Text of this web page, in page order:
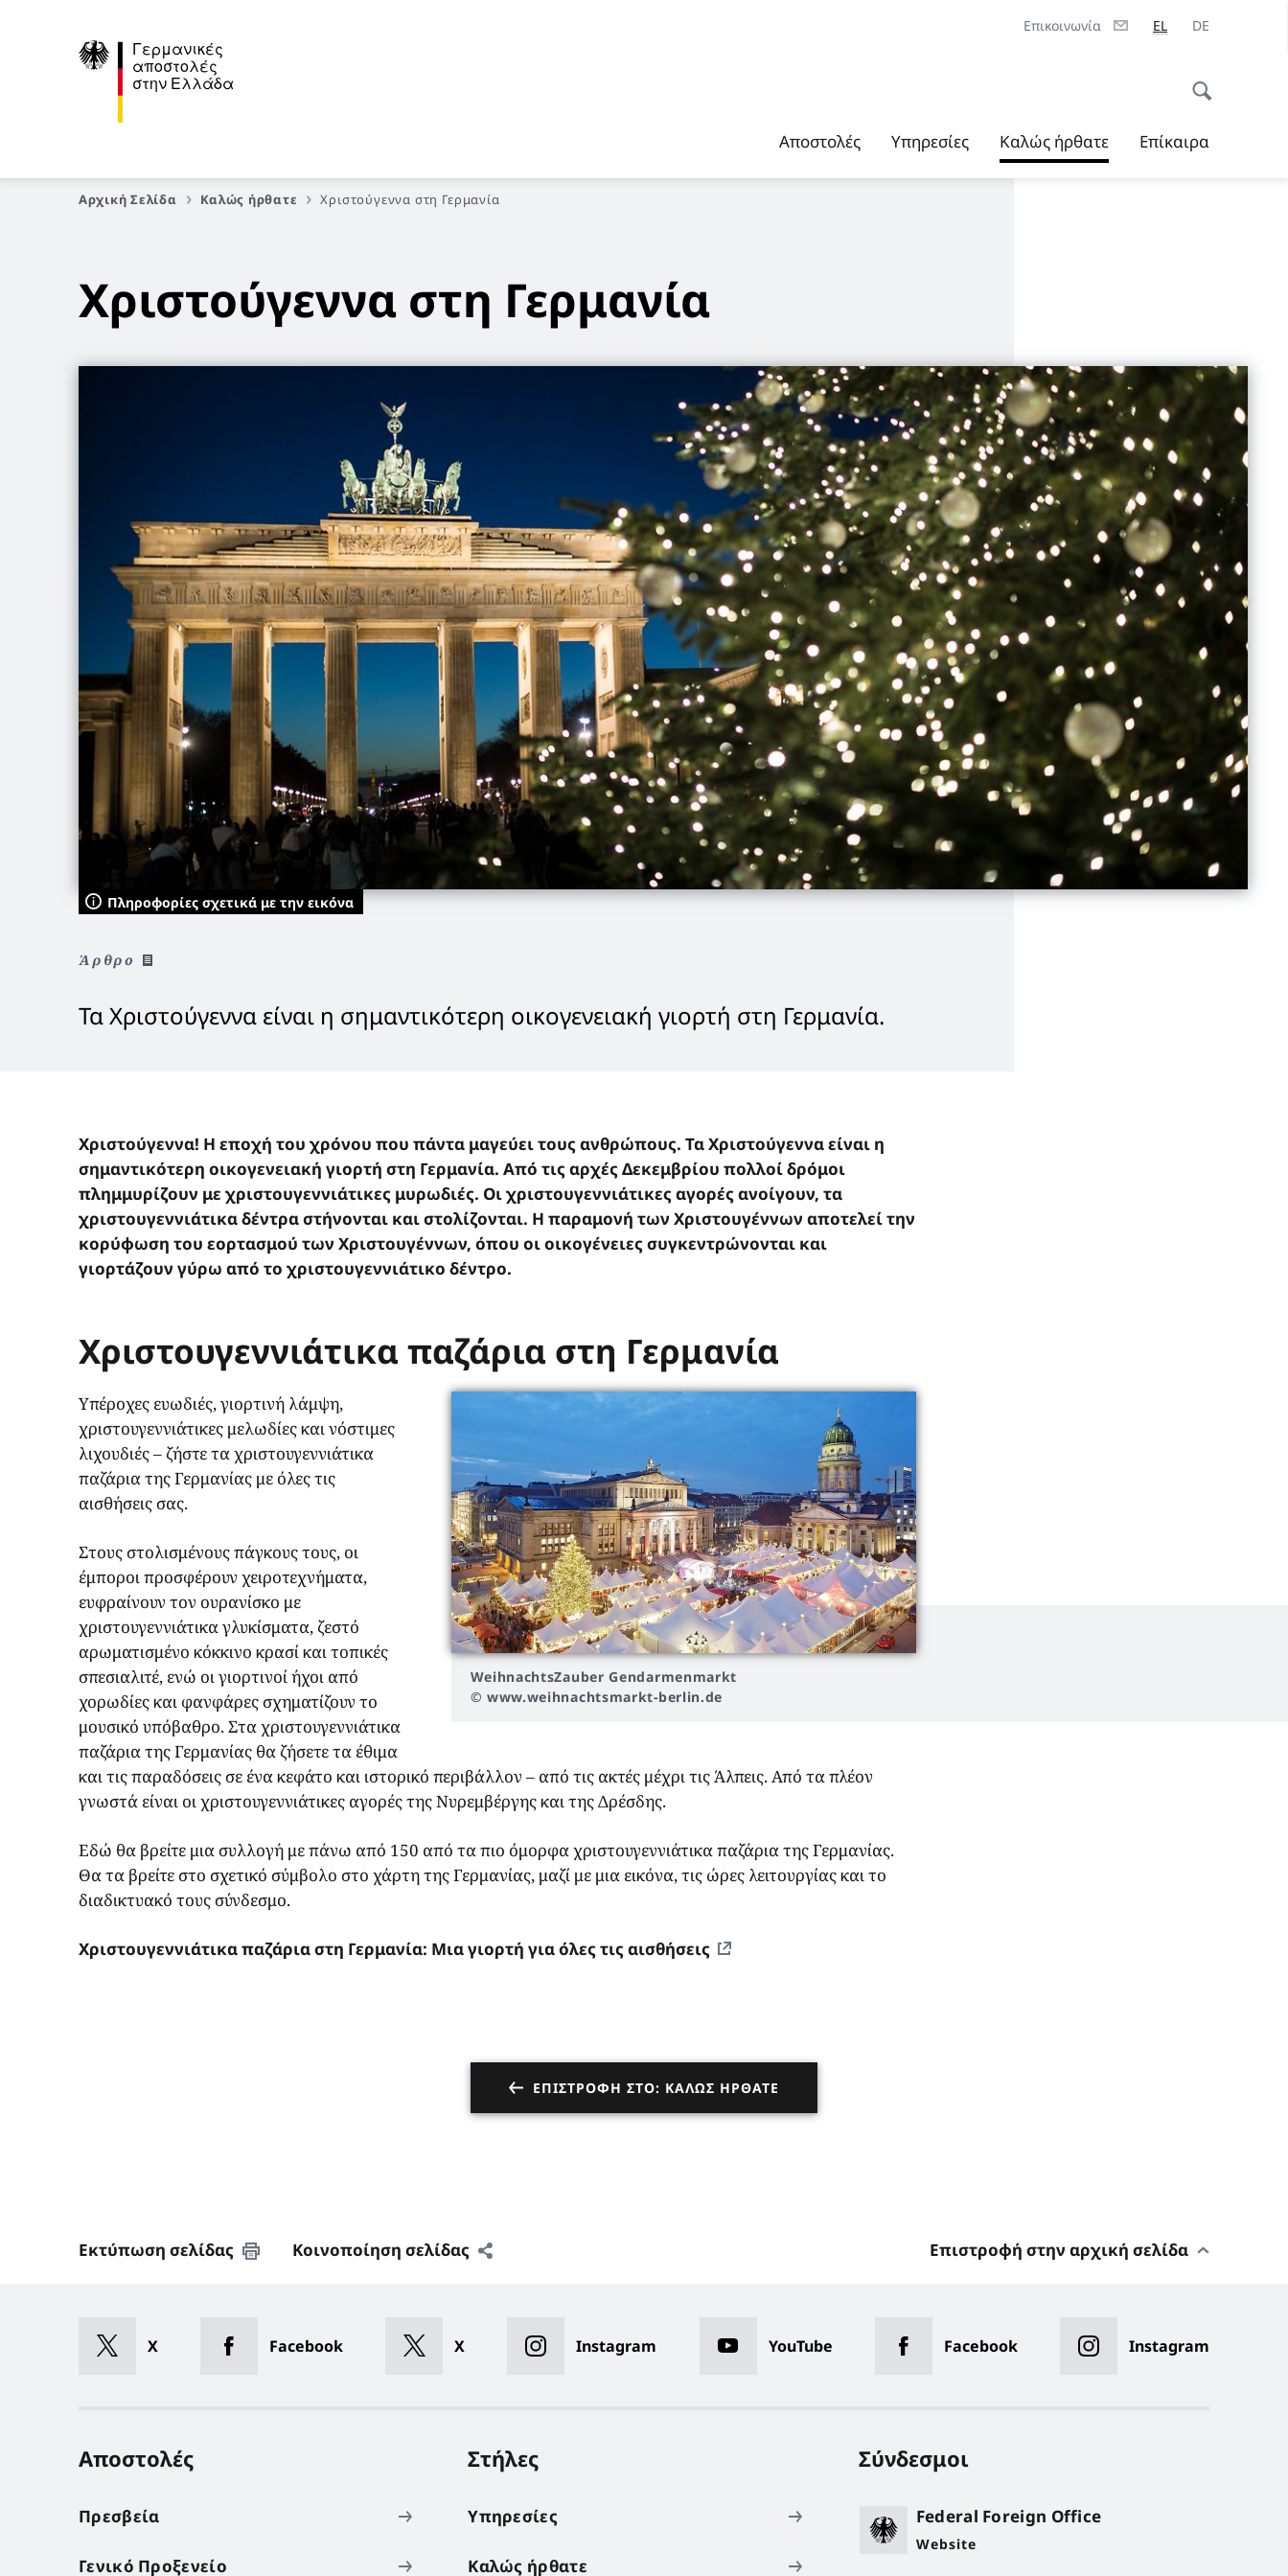
Γερμανικές
αποστολές
στην Ελλάδα
Επικοινωνία EL DE
Αποστολές Υπηρεσίες Καλώς ήρθατε Επίκαιρα
Αρχική Σελίδα Καλώς ήρθατε Χριστούγεννα στη Γερμανία
Χριστούγεννα στη Γερμανία
Πληροφορίες σχετικά με την εικόνα
Άρθρο
Τα Χριστούγεννα είναι η σημαντικότερη οικογενειακή γιορτή στη Γερμανία.
Χριστούγεννα! Η εποχή του χρόνου που πάντα μαγεύει τους ανθρώπους. Τα Χριστούγεννα είναι η
σημαντικότερη οικογενειακή γιορτή στη Γερμανία. Από τις αρχές Δεκεμβρίου πολλοί δρόμοι
πλημμυρίζουν με χριστουγεννιάτικες μυρωδιές. Οι χριστουγεννιάτικες αγορές ανοίγουν, τα
χριστουγεννιάτικα δέντρα στήνονται και στολίζονται. Η παραμονή των Χριστουγέννων αποτελεί την
κορύφωση του εορτασμού των Χριστουγέννων, όπου οι οικογένειες συγκεντρώνονται και
γιορτάζουν γύρω από το χριστουγεννιάτικο δέντρο.
Χριστουγεννιάτικα παζάρια στη Γερμανία
WeihnachtsZauber Gendarmenmarkt
© www.weihnachtsmarkt-berlin.de
Υπέροχες ευωδιές, γιορτινή λάμψη,
χριστουγεννιάτικες μελωδίες και νόστιμες
λιχουδιές – ζήστε τα χριστουγεννιάτικα
παζάρια της Γερμανίας με όλες τις
αισθήσεις σας.
Στους στολισμένους πάγκους τους, οι
έμποροι προσφέρουν χειροτεχνήματα,
ευφραίνουν τον ουρανίσκο με
χριστουγεννιάτικα γλυκίσματα, ζεστό
αρωματισμένο κόκκινο κρασί και τοπικές
σπεσιαλιτέ, ενώ οι γιορτινοί ήχοι από
χορωδίες και φανφάρες σχηματίζουν το
μουσικό υπόβαθρο. Στα χριστουγεννιάτικα
παζάρια της Γερμανίας θα ζήσετε τα έθιμα
και τις παραδόσεις σε ένα κεφάτο και ιστορικό περιβάλλον – από τις ακτές μέχρι τις Άλπεις. Από τα πλέον
γνωστά είναι οι χριστουγεννιάτικες αγορές της Νυρεμβέργης και της Δρέσδης.
Εδώ θα βρείτε μια συλλογή με πάνω από 150 από τα πιο όμορφα χριστουγεννιάτικα παζάρια της Γερμανίας.
Θα τα βρείτε στο σχετικό σύμβολο στο χάρτη της Γερμανίας, μαζί με μια εικόνα, τις ώρες λειτουργίας και το
διαδικτυακό τους σύνδεσμο.
Χριστουγεννιάτικα παζάρια στη Γερμανία: Μια γιορτή για όλες τις αισθήσεις
ΕΠΙΣΤΡΟΦΉ ΣΤΟ: ΚΑΛΏΣ ΉΡΘΑΤΕ
Εκτύπωση σελίδας Κοινοποίηση σελίδας Επιστροφή στην αρχική σελίδα
X Facebook X Instagram YouTube Facebook Instagram
Αποστολές
Πρεσβεία
Γενικό Προξενείο
Στήλες
Υπηρεσίες
Καλώς ήρθατε
Σύνδεσμοι
Federal Foreign Office
Website